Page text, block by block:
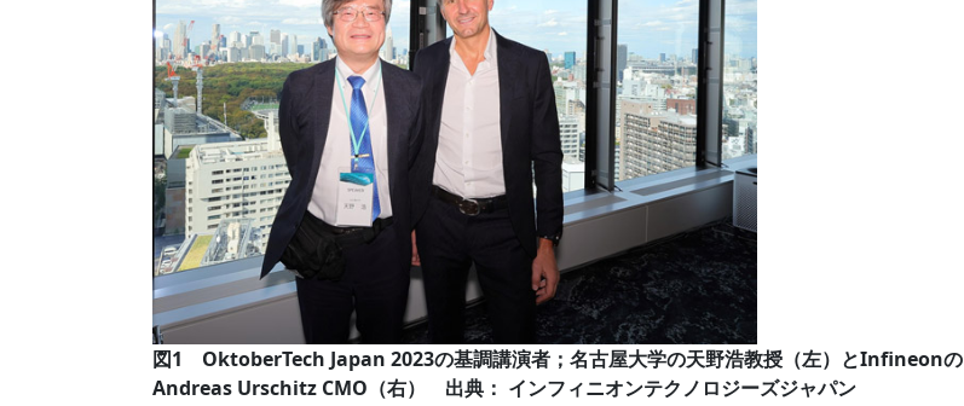
図1 OktoberTech Japan 2023の基調講演者；名古屋大学の天野浩教授（左）とInfineonの
Andreas Urschitz CMO（右） 出典： インフィニオンテクノロジーズジャパン